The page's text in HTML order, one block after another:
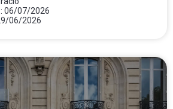
06/07/2026
06/2026